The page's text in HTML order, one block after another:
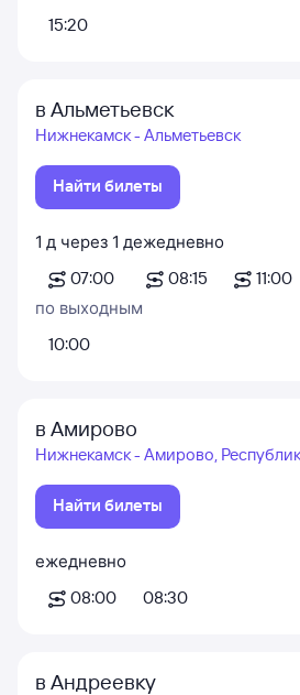
15:20
в Альметьевск
Нижнекамск - Альметьевск
Найти билеты
1 д через 1 д
07:00
ежедневно
08:15
11:00
по выходным
10:00
в Амирово
Нижнекамск - Амирово,
Найти билеты
ежедневно
08:00
08:30
в Андреевку